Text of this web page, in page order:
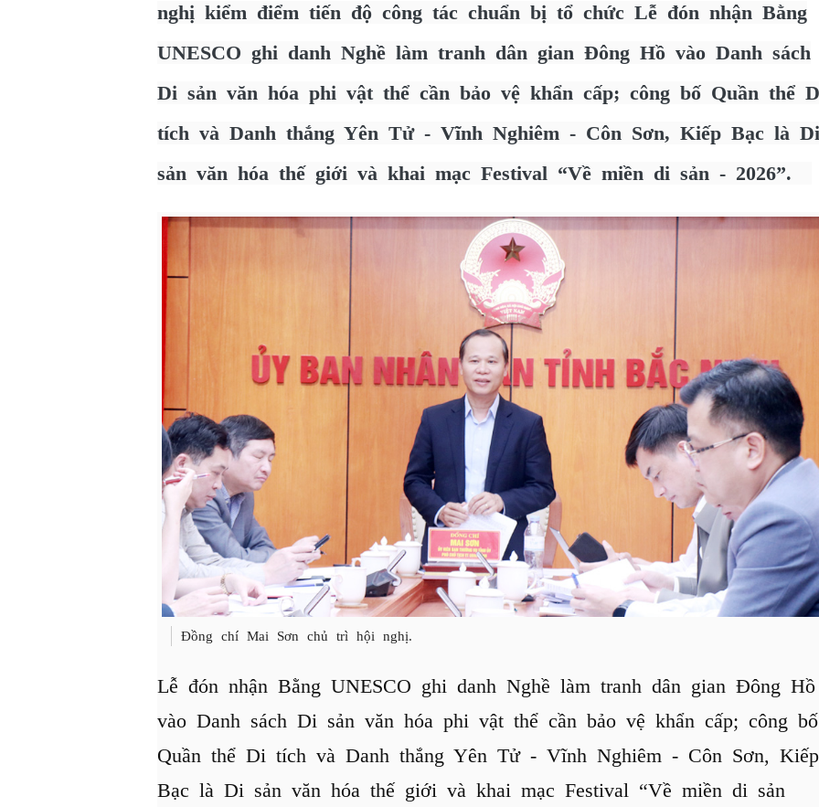
nghị kiểm điểm tiến độ công tác chuẩn bị tổ chức Lễ đón nhận Bằng
UNESCO ghi danh Nghề làm tranh dân gian Đông Hồ vào Danh sách
Di sản văn hóa phi vật thể cần bảo vệ khẩn cấp; công bố Quần thể
tích và Danh thắng Yên Tử - Vĩnh Nghiêm - Côn Sơn, Kiếp Bạc là Di
sản văn hóa thế giới và khai mạc Festival “Về miền di sản - 2026”.
Đồng chí Mai Sơn chủ trì hội nghị.
Lễ đón nhận Bằng UNESCO ghi danh Nghề làm tranh dân gian Đông Hồ
vào Danh sách Di sản văn hóa phi vật thể cần bảo vệ khẩn cấp; công bố
Quần thể Di tích và Danh thắng Yên Tử - Vĩnh Nghiêm - Côn Sơn, Kiếp
Bạc là Di sản văn hóa thế giới và khai mạc Festival “Về miền di sản